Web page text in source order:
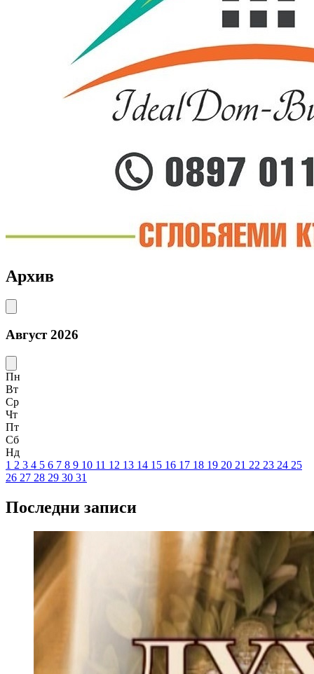
Архив
Август 2026
Пн
Вт
Ср
Чт
Пт
Сб
Нд
1 2 3 4 5 6 7 8 9 10 11 12 13 14 15 16 17 18 19 20 21 22 23 24 25
26 27 28 29 30 31
Последни записи